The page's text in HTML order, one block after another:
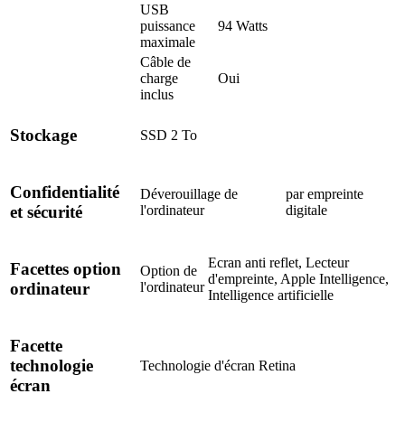
USB
puissance
maximale
94 Watts
Câble de
charge
inclus
Oui
Stockage SSD 2 To
Confidentialité
et sécurité
Déverouillage de
l'ordinateur
par empreinte
digitale
Facettes option
ordinateur
Option de
l'ordinateur
Ecran anti reflet, Lecteur
d'empreinte, Apple Intelligence,
Intelligence artificielle
Facette
technologie
écran
Technologie d'écran Retina